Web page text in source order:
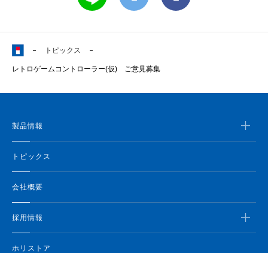
トピックス
レトロゲームコントローラー(仮) ご意見募集
製品情報
トピックス
会社概要
採用情報
ホリストア